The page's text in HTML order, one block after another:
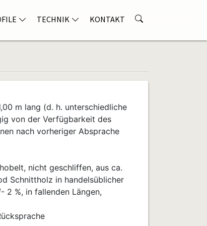
TECHNIK KONTAKT
m lang (d. h. unterschiedliche
von der Verfügbarkeit des
nach vorheriger Absprache
nicht geschliffen, aus ca.
Schnittholz in handelsüblicher
2 %, in fallenden Längen,